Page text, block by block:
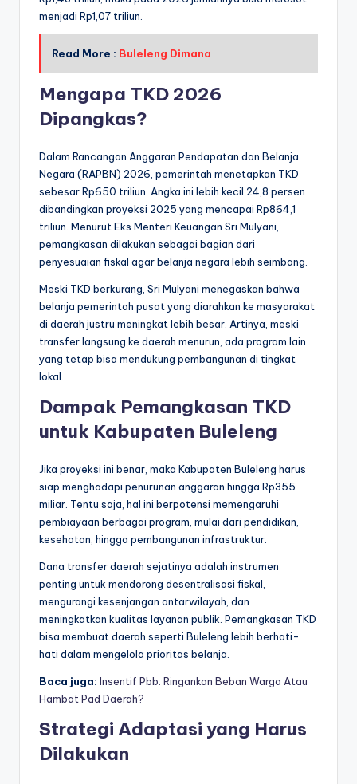
menjadi Rp1,07 triliun.
Read More : Buleleng Dimana
Mengapa TKD 2026
Dipangkas?
Dalam Rancangan Anggaran Pendapatan dan Belanja
Negara (RAPBN) 2026, pemerintah menetapkan TKD
sebesar Rp650 triliun. Angka ini lebih kecil 24,8 persen
dibandingkan proyeksi 2025 yang mencapai Rp864,1
triliun. Menurut Eks Menteri Keuangan Sri Mulyani,
pemangkasan dilakukan sebagai bagian dari
penyesuaian fiskal agar belanja negara lebih seimbang.
Meski TKD berkurang, Sri Mulyani menegaskan bahwa
belanja pemerintah pusat yang diarahkan ke masyarakat
di daerah justru meningkat lebih besar. Artinya, meski
transfer langsung ke daerah menurun, ada program lain
yang tetap bisa mendukung pembangunan di tingkat
lokal.
Dampak Pemangkasan TKD
untuk Kabupaten Buleleng
Jika proyeksi ini benar, maka Kabupaten Buleleng harus
siap menghadapi penurunan anggaran hingga Rp355
miliar. Tentu saja, hal ini berpotensi memengaruhi
pembiayaan berbagai program, mulai dari pendidikan,
kesehatan, hingga pembangunan infrastruktur.
Dana transfer daerah sejatinya adalah instrumen
penting untuk mendorong desentralisasi fiskal,
mengurangi kesenjangan antarwilayah, dan
meningkatkan kualitas layanan publik. Pemangkasan TKD
bisa membuat daerah seperti Buleleng lebih berhati-
hati dalam mengelola prioritas belanja.
Baca juga: Insentif Pbb: Ringankan Beban Warga Atau
Hambat Pad Daerah?
Strategi Adaptasi yang Harus
Dilakukan